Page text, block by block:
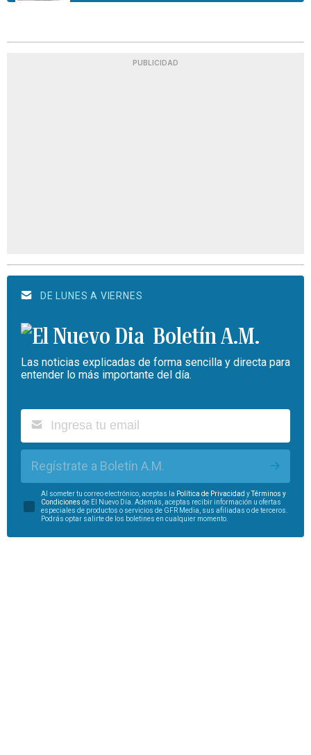
PUBLICIDAD
DE LUNES A VIERNES
Boletín A.M.
Las noticias explicadas de forma sencilla y directa para
entender lo más importante del día.
Regístrate a Boletín A.M.
Al someter tu correo electrónico, aceptas la Política de Privacidad yTérminos y
Condiciones de El Nuevo Día. Además, aceptas recibir información u ofertas
especiales de productos o servicios de GFR Media, sus afiliadas o de terceros.
Podrás optar salirte de los boletines en cualquier momento.